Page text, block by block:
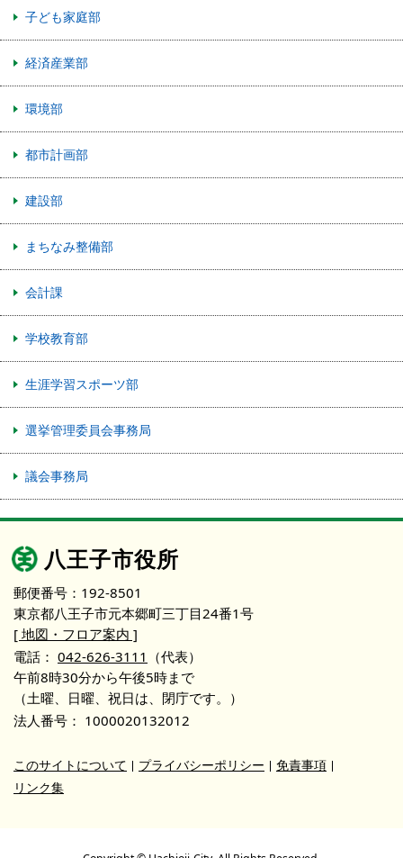
子ども家庭部
経済産業部
環境部
都市計画部
建設部
まちなみ整備部
会計課
学校教育部
生涯学習スポーツ部
選挙管理委員会事務局
議会事務局
八王子市役所
郵便番号：192-8501
東京都八王子市元本郷町三丁目24番1号
[ 地図・フロア案内 ]
電話： 042-626-3111 （代表）
午前8時30分から午後5時まで
（土曜、日曜、祝日は、閉庁です。）
法人番号： 1000020132012
このサイトについて プライバシーポリシー
免責事項
リンク集